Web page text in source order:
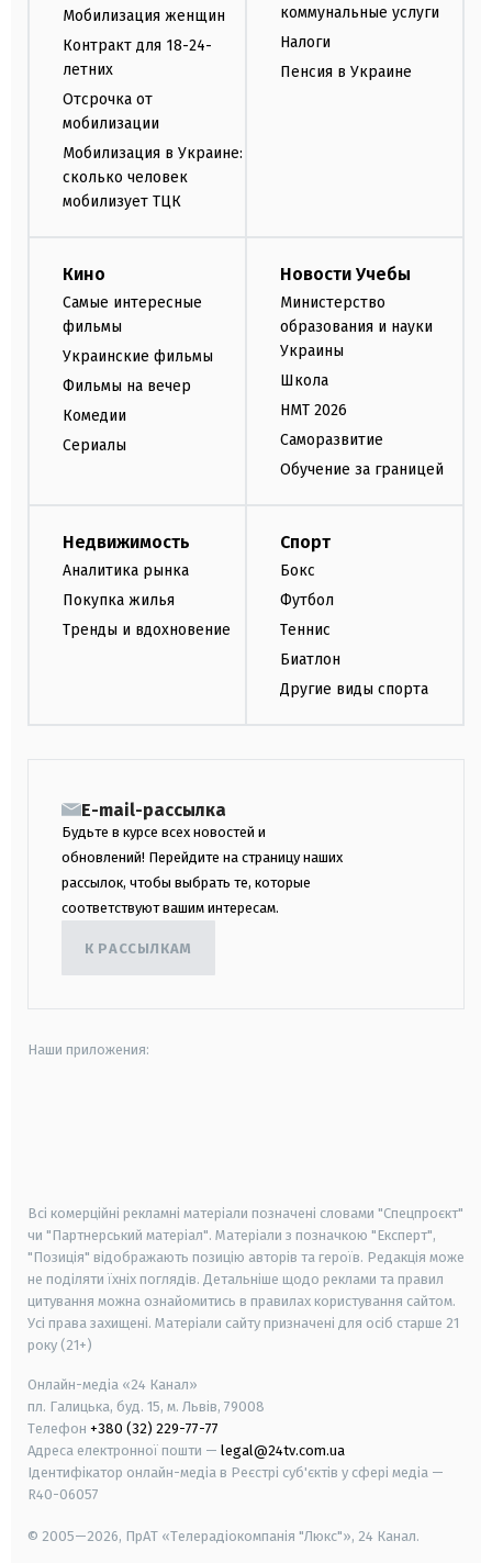
Мобилизация женщин
Контракт для 18-24-
летних
Отсрочка от
мобилизации
Мобилизация в Украине:
сколько человек
мобилизует ТЦК
коммунальные услуги
Налоги
Пенсия в Украине
Кино
Самые интересные
фильмы
Украинские фильмы
Фильмы на вечер
Комедии
Сериалы
Новости Учебы
Министерство
образования и науки
Украины
Школа
НМТ 2026
Саморазвитие
Обучение за границей
Недвижимость
Аналитика рынка
Покупка жилья
Тренды и вдохновение
Спорт
Бокс
Футбол
Теннис
Биатлон
Другие виды спорта
E-mail-рассылка
Будьте в курсе всех новостей и
обновлений! Перейдите на страницу наших
рассылок, чтобы выбрать те, которые
соответствуют вашим интересам.
К РАССЫЛКАМ
Наши приложения:
Всі комерційні рекламні матеріали позначені словами "Спецпроєкт"
чи "Партнерський матеріал". Матеріали з позначкою "Експерт",
"Позиція" відображають позицію авторів та героїв. Редакція може
не поділяти їхніх поглядів. Детальніше щодо реклами та правил
цитування можна ознайомитись в правилах користування сайтом.
Усі права захищені. Матеріали сайту призначені для осіб старше 21
року (21+)
Онлайн-медіа «24 Канал»
пл. Галицька, буд. 15, м. Львів, 79008
Телефон +380 (32) 229-77-77
Адреса електронної пошти — legal@24tv.com.ua
Ідентифікатор онлайн-медіа в Реєстрі суб'єктів у сфері медіа —
R40-06057
© 2005—2026, ПрАТ «Телерадіокомпанія "Люкс"», 24 Канал.